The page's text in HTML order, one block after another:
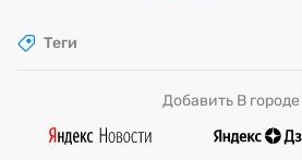
Теги
Добавить В городе